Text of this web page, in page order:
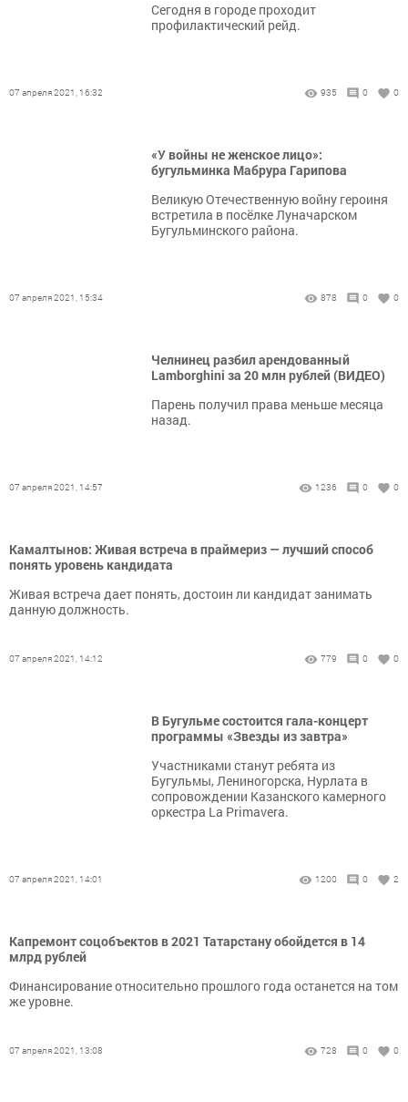
Сегодня в городе проходит
профилактический рейд.
07 апреля 2021, 16:32 935 0 0
«У войны не женское лицо»:
бугульминка Мабрура Гарипова
Великую Отечественную войну героиня
встретила в посёлке Луначарском
Бугульминского района.
07 апреля 2021, 15:34 878 0 0
Челнинец разбил арендованный
Lamborghini за 20 млн рублей (ВИДЕО)
Парень получил права меньше месяца
назад.
07 апреля 2021, 14:57 1236 0 0
Камалтынов: Живая встреча в праймериз — лучший способ
понять уровень кандидата
Живая встреча дает понять, достоин ли кандидат занимать
данную должность.
07 апреля 2021, 14:12 779 0 0
В Бугульме состоится гала-концерт
программы «Звезды из завтра»
Участниками станут ребята из
Бугульмы, Лениногорска, Нурлата в
сопровождении Казанского камерного
оркестра La Primavera.
07 апреля 2021, 14:01 1200 0 2
Капремонт соцобъектов в 2021 Татарстану обойдется в 14
млрд рублей
Финансирование относительно прошлого года останется на том
же уровне.
07 апреля 2021, 13:08 728 0 0